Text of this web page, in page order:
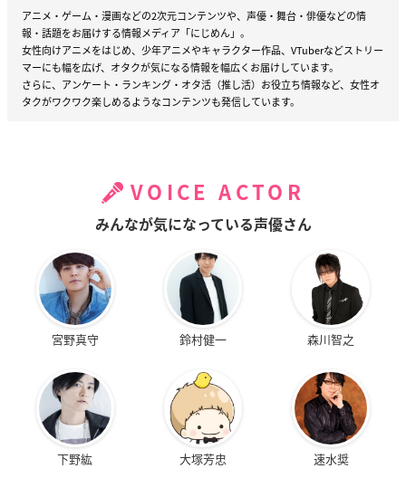
アニメ・ゲーム・漫画などの2次元コンテンツや、声優・舞台・俳優などの情
報・話題をお届けする情報メディア「にじめん」。
女性向けアニメをはじめ、少年アニメやキャラクター作品、VTuberなどストリー
マーにも幅を広げ、オタクが気になる情報を幅広くお届けしています。
さらに、アンケート・ランキング・オタ活（推し活）お役立ち情報など、女性オ
タクがワクワク楽しめるようなコンテンツも発信しています。
VOICE ACTOR
みんなが気になっている声優さん
宮野真守 鈴村健一 森川智之
下野紘 大塚芳忠 速水奨